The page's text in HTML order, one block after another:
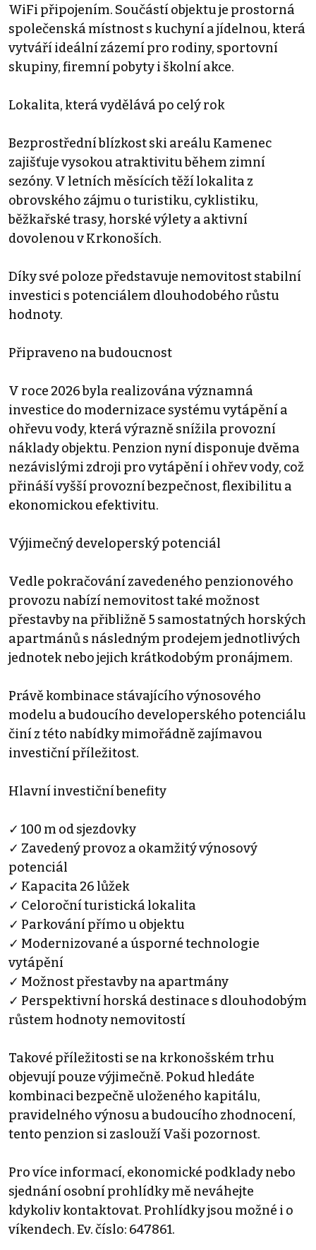
WiFi připojením. Součástí objektu je prostorná
společenská místnost s kuchyní a jídelnou, která
vytváří ideální zázemí pro rodiny, sportovní
skupiny, firemní pobyty i školní akce.
Lokalita, která vydělává po celý rok
Bezprostřední blízkost ski areálu Kamenec
zajišťuje vysokou atraktivitu během zimní
sezóny. V letních měsících těží lokalita z
obrovského zájmu o turistiku, cyklistiku,
běžkařské trasy, horské výlety a aktivní
dovolenou v Krkonoších.
Díky své poloze představuje nemovitost stabilní
investici s potenciálem dlouhodobého růstu
hodnoty.
Připraveno na budoucnost
V roce 2026 byla realizována významná
investice do modernizace systému vytápění a
ohřevu vody, která výrazně snížila provozní
náklady objektu. Penzion nyní disponuje dvěma
nezávislými zdroji pro vytápění i ohřev vody, což
přináší vyšší provozní bezpečnost, flexibilitu a
ekonomickou efektivitu.
Výjimečný developerský potenciál
Vedle pokračování zavedeného penzionového
provozu nabízí nemovitost také možnost
přestavby na přibližně 5 samostatných horských
apartmánů s následným prodejem jednotlivých
jednotek nebo jejich krátkodobým pronájmem.
Právě kombinace stávajícího výnosového
modelu a budoucího developerského potenciálu
činí z této nabídky mimořádně zajímavou
investiční příležitost.
Hlavní investiční benefity
✓ 100 m od sjezdovky
✓ Zavedený provoz a okamžitý výnosový
potenciál
✓ Kapacita 26 lůžek
✓ Celoroční turistická lokalita
✓ Parkování přímo u objektu
✓ Modernizované a úsporné technologie
vytápění
✓ Možnost přestavby na apartmány
✓ Perspektivní horská destinace s dlouhodobým
růstem hodnoty nemovitostí
Takové příležitosti se na krkonošském trhu
objevují pouze výjimečně. Pokud hledáte
kombinaci bezpečně uloženého kapitálu,
pravidelného výnosu a budoucího zhodnocení,
tento penzion si zaslouží Vaši pozornost.
Pro více informací, ekonomické podklady nebo
sjednání osobní prohlídky mě neváhejte
kdykoliv kontaktovat. Prohlídky jsou možné i o
víkendech. Ev. číslo: 647861.